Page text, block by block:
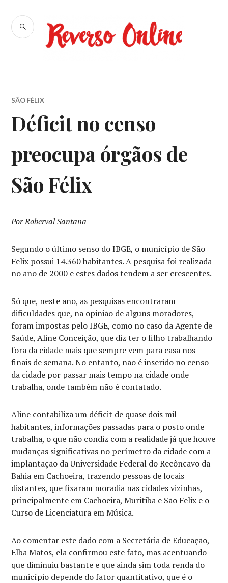
para
conteúdo
Reverso
BUSCA
SÃO FÉLIX
Déficit no censo
preocupa órgãos de
São Félix
Por Roberval Santana
Segundo o último senso do IBGE, o município de São
Felix possui 14.360 habitantes. A pesquisa foi realizada
no ano de 2000 e estes dados tendem a ser crescentes.
Só que, neste ano, as pesquisas encontraram
dificuldades que, na opinião de alguns moradores,
foram impostas pelo IBGE, como no caso da Agente de
Saúde, Aline Conceição, que diz ter o filho trabalhando
fora da cidade mais que sempre vem para casa nos
finais de semana. No entanto, não é inserido no censo
da cidade por passar mais tempo na cidade onde
trabalha, onde também não é contatado.
Aline contabiliza um déficit de quase dois mil
habitantes, informações passadas para o posto onde
trabalha, o que não condiz com a realidade já que houve
mudanças significativas no perímetro da cidade com a
implantação da Universidade Federal do Recôncavo da
Bahia em Cachoeira, trazendo pessoas de locais
distantes, que fixaram moradia nas cidades vizinhas,
principalmente em Cachoeira, Muritiba e São Felix e o
Curso de Licenciatura em Música.
Ao comentar este dado com a Secretária de Educação,
Elba Matos, ela confirmou este fato, mas acentuando
que diminuiu bastante e que ainda sim toda renda do
município depende do fator quantitativo, que é o